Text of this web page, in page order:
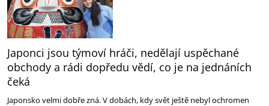
Japonci jsou týmoví hráči, nedělají uspěchané
obchody a rádi dopředu vědí, co je na jednáních
čeká
Japonsko velmi dobře zná. V dobách, kdy svět ještě nebyl ochromen